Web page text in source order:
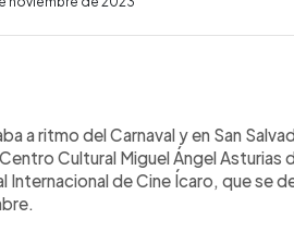
a ritmo del Carnaval y en San
Cultural Miguel Ángel Asturias
Internacional de Cine Ícaro, que se